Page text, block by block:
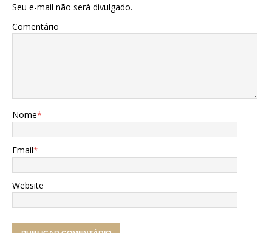
Seu e-mail não será divulgado.
Comentário
Nome*
Email*
Website